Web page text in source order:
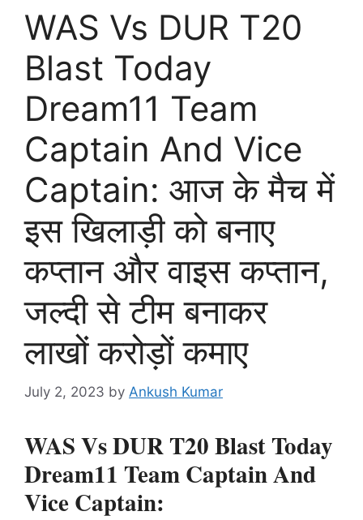
WAS Vs DUR T20
Blast Today
Dream11 Team
Captain And Vice
Captain: आज के मैच में
इस खिलाड़ी को बनाए
कप्तान और वाइस कप्तान,
जल्दी से टीम बनाकर
लाखों करोड़ों कमाए
July 2, 2023 by Ankush Kumar
WAS Vs DUR T20 Blast Today
Dream11 Team Captain And
Vice Captain: